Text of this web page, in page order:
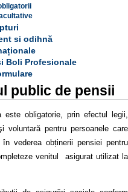
si odihnă
Boli Profesionale
public de pensii
obligatorie, prin efectul legii,
voluntară pentru persoanele care
vederea obținerii pensiei pentru
venitul asigurat utilizat la